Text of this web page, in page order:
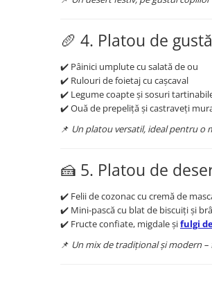
🥖 4. Platou de
✔️ Pâinici umplute cu salată de ou
✔️ Rulouri de foietaj cu cașcaval
✔️ Legume coapte și sosuri
✔️ Ouă de prepeliță și castraveți
📌 Un platou versatil, ideal pentru o
🍰 5. Platou de
✔️ Felii de cozonac cu cremă de
✔️ Mini-pască cu blat de biscuiți și
✔️ Fructe confiate, migdale șifulgi
📌 Un mix de tradițional și modern